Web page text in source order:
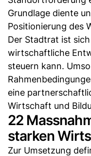
Grundlage diente
Positionierung des
Der Stadtrat ist
wirtschaftliche
steuern kann.
eine
Wirtschaft und
22
starken
Zur Umsetzung